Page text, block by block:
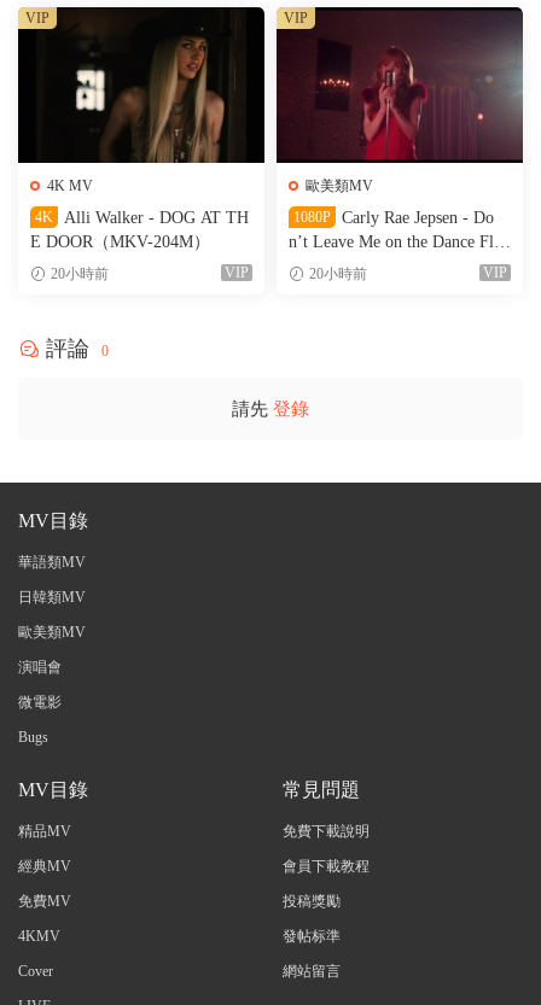
4K MV
4K
Alli Walker - DOG AT TH
E DOOR（MKV-204M）
20小時前 VIP
VIP
歐美類MV
1080P
Carly Rae Jepsen - Do
n’t Leave Me on the Dance Floo
r（WEB-151M）
20小時前 VIP
VIP
評論 0
請先 登錄
MV目錄
華語類MV
日韓類MV
歐美類MV
演唱會
微電影
Bugs
MV目錄
精品MV
經典MV
免費MV
4KMV
Cover
常見問題
免費下載說明
會員下載教程
投稿獎勵
發帖标準
網站留言